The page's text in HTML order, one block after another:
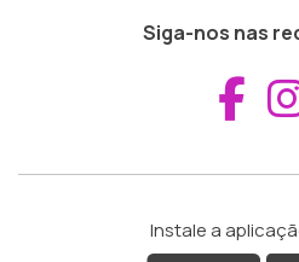
Siga-nos nas
Instale a